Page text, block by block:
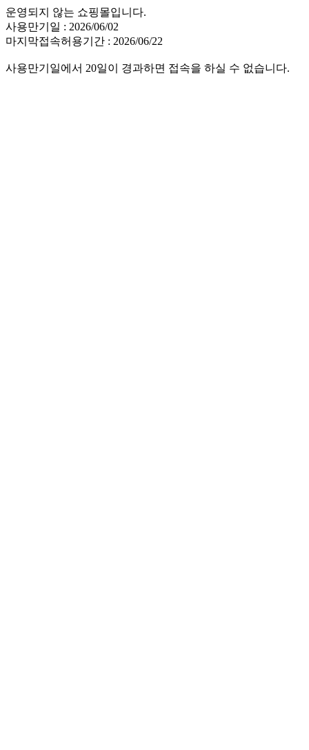
운영되지 않는 쇼핑몰입니다.
사용만기일 : 2026/06/02
마지막접속허용기간 : 2026/06/22
사용만기일에서 20일이 경과하면 접속을 하실 수 없습니다.